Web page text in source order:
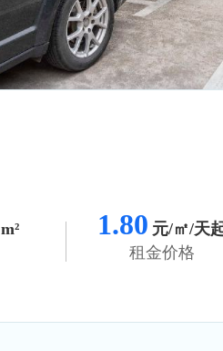
m²
1.80 元/㎡/天
租金价格